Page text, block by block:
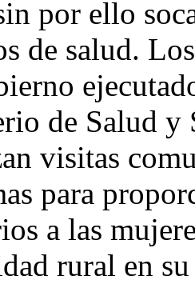
por ello
de salud.
de Salud y
visitas
para
a las
rural en